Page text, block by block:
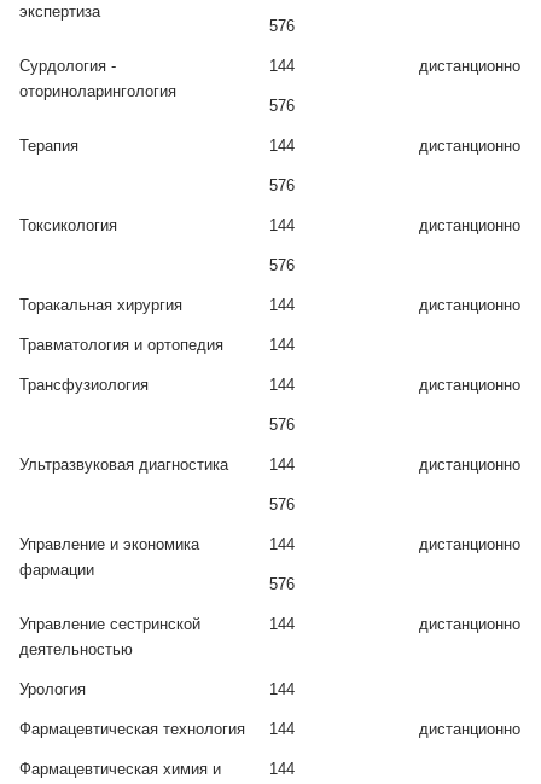
экспертиза
576
Сурдология -
оториноларингология
144 дистанционно
576
Терапия 144 дистанционно
576
Токсикология 144 дистанционно
576
Торакальная хирургия 144 дистанционно
Травматология и ортопедия 144
Трансфузиология 144 дистанционно
576
Ультразвуковая диагностика 144 дистанционно
576
Управление и экономика
фармации
144 дистанционно
576
Управление сестринской
деятельностью
144 дистанционно
Урология 144
Фармацевтическая технология 144 дистанционно
Фармацевтическая химия и
144